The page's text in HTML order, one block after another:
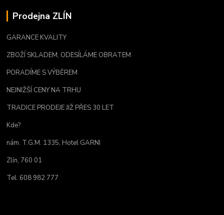
Prodejna ZLÍN
GARANCE KVALITY
ZBOŽÍ SKLADEM, ODESÍLÁME OBRATEM
PORADÍME S VÝBĚREM
NEJNIŽŠÍ CENY NA TRHU
TRADICE PRODEJE JIŽ PŘES 30 LET
Kde?
nám. T.G.M. 1335, Hotel GARNI
Zlín, 760 01
Tel. 608 982 777